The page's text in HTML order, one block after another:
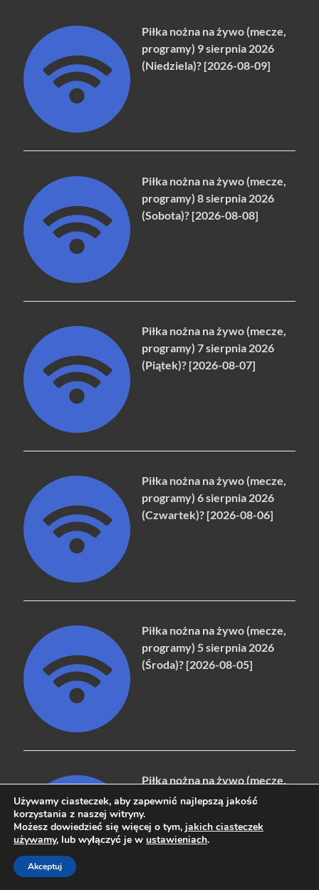
Piłka nożna na żywo (mecze,
programy) 9 sierpnia 2026
(Niedziela)? [2026-08-09]
Piłka nożna na żywo (mecze,
programy) 8 sierpnia 2026
(Sobota)? [2026-08-08]
Piłka nożna na żywo (mecze,
programy) 7 sierpnia 2026
(Piątek)? [2026-08-07]
Piłka nożna na żywo (mecze,
programy) 6 sierpnia 2026
(Czwartek)? [2026-08-06]
Piłka nożna na żywo (mecze,
programy) 5 sierpnia 2026
(Środa)? [2026-08-05]
Piłka nożna na żywo (mecze,
programy) 31 lipca 2026
(Piątek)? [2026-07-31]
Używamy ciasteczek, aby zapewnić najlepszą jakość
korzystania z naszej witryny.
Możesz dowiedzieć się więcej o tym, jakich ciasteczek
używamy, lub wyłączyć je w ustawieniach.
Akceptuj